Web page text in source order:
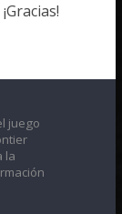
juego
la